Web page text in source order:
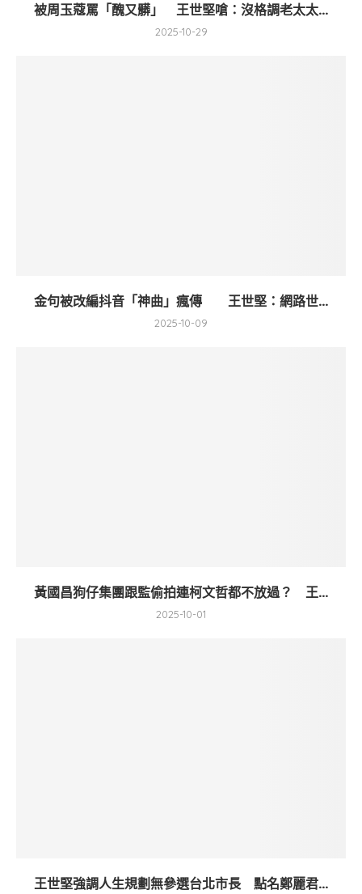
被周玉蔻罵「醜又髒」 王世堅嗆：沒格調老太太...
2025-10-29
金句被改編抖音「神曲」瘋傳 王世堅：網路世...
2025-10-09
黃國昌狗仔集團跟監偷拍連柯文哲都不放過？ 王...
2025-10-01
王世堅強調人生規劃無參選台北市長 點名鄭麗君...